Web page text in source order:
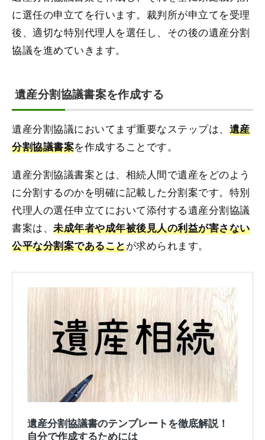
に選任の申立てを行います。裁判所が申立てを受理
後、適切な特別代理人を選任し、その後の遺産分割
協議を進めていきます。
遺産分割協議書案を作成する
遺産分割協議においてまず重要なステップは、 遺産
分割協議書案を作成することです。
遺産分割協議書案とは、相続人間で遺産をどのよう
に分割するのかを明確に記載した分割案です。特別
代理人の選任申立てにおいて添付する遺産分割協議
書案は、未成年者や成年被後見人の利益が害さない
公平な分割案であることが求められます。